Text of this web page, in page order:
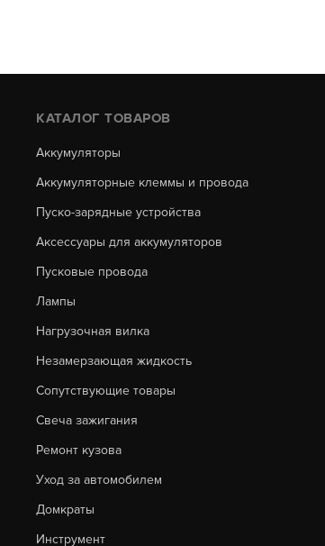
КАТАЛОГ ТОВАРОВ
Аккумуляторы
Аккумуляторные клеммы и провода
Пуско-зарядные устройства
Аксессуары для аккумуляторов
Пусковые провода
Лампы
Нагрузочная вилка
Незамерзающая жидкость
Сопутствующие товары
Свеча зажигания
Ремонт кузова
Уход за автомобилем
Домкраты
Инструмент